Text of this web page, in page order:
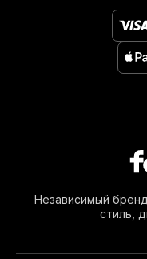
Независимый
стиль,